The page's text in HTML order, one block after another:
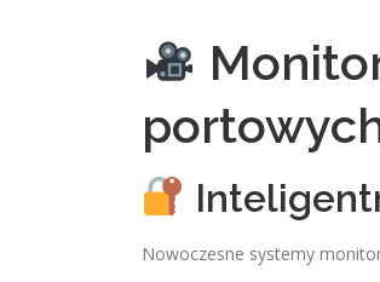
Nowoczesne systemy